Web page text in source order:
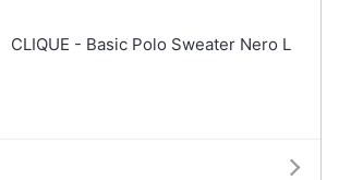
CLIQUE - Basic Polo Sweater Nero L